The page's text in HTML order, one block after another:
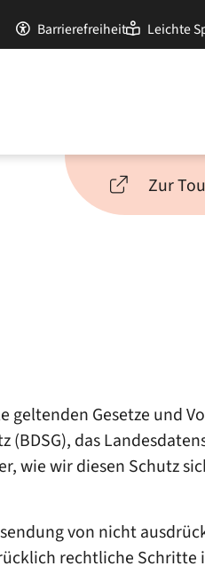
Barrierefreiheit Leichte
Zur
Gesetze und
das
wie wir diesen Schutz
von nicht
rechtliche Schritte